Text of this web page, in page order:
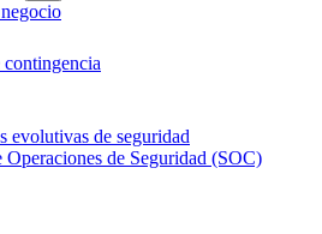
contingencia
evolutivas de seguridad
Operaciones de Seguridad (SOC)